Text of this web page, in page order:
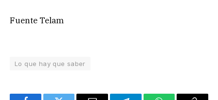
Fuente Telam
Lo que hay que saber